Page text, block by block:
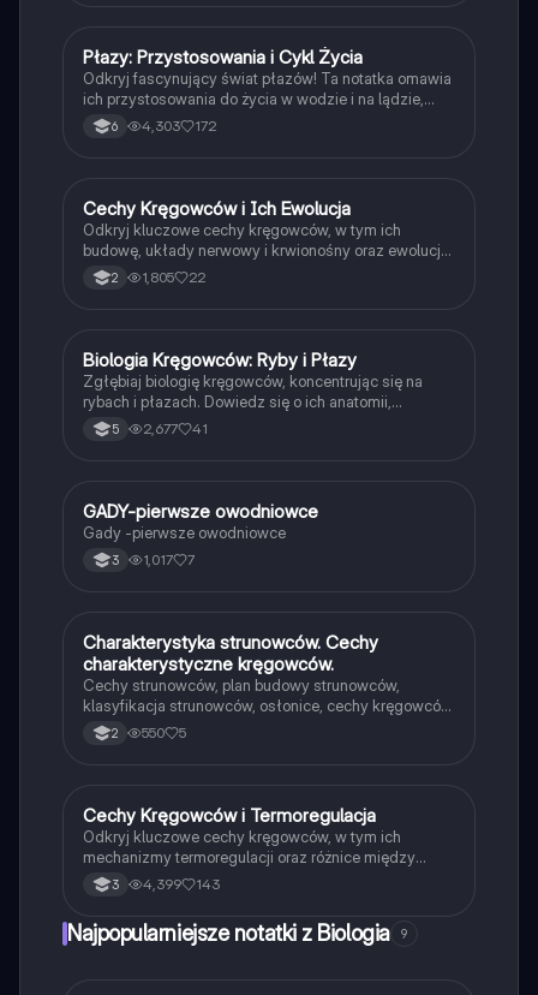
kręgowców.
Biologia
Płazy: Przystosowania i Cykl Życia
Odkryj fascynujący świat płazów! Ta notatka omawia
ich przystosowania do życia w wodzie i na lądzie,
cykl rozwojowy oraz różnorodność gatunków. Idealna
dla uczniów klasy 6, zawiera kluczowe informacje o
bezogonowych i beznogich.
6 4,303 172
Biologia
Cechy Kręgowców i Ich Ewolucja
Odkryj kluczowe cechy kręgowców, w tym ich
budowę, układy nerwowy i krwionośny oraz ewolucję
układów skrzelowych. Materiał obejmuje porównanie
głównych grup kręgowców, takich jak ryby, gady,
weterynarii.
2 1,805 22
Biologia
Biologia Kręgowców: Ryby i Płazy
Zgłębiaj biologię kręgowców, koncentrując się na
rybach i płazach. Dowiedz się o ich anatomii,
przystosowaniach do życia w wodzie, procesach
rozmnażania oraz wymianie gazowej. Idealne dla
5 2,677 41
Biologia
GADY-pierwsze owodniowce
Gady -pierwsze owodniowce
3 1,017 7
Biologia
Charakterystyka strunowców. Cechy
charakterystyczne kręgowców.
Cechy strunowców, plan budowy strunowców,
klasyfikacja strunowców, osłonice, cechy kręgowców,
porównanie cech głównych grup kręgowców,
pokrycie ciała, ewolucja łuków skrzelowych,
2 550 5
Biologia
Cechy Kręgowców i Termoregulacja
Odkryj kluczowe cechy kręgowców, w tym ich
mechanizmy termoregulacji oraz różnice między
ektotermami a endotermami. Zawiera szczegółowe
informacje o krągłoustych, ich budowie, układzie
Idealne dla studentów biologii i weterynarii.
3 4,399 143
Najpopularniejsze notatki z Biologia 9